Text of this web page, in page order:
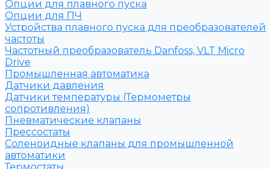
Опции для плавного пуска
Опции для ПЧ
Устройства плавного пуска для преобразователей
частоты
Частотный преобразователь Danfoss, VLT Micro
Drive
Промышленная автоматика
Датчики давления
Датчики температуры (Термометры
сопротивления)
Пневматические клапаны
Прессостаты
Соленоидные клапаны для промышленной
автоматики